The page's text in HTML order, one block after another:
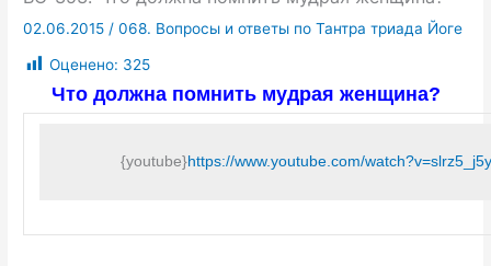
02.06.2015 /068. Вопросы и ответы по Тантра триада Йоге
Оценено: 325
Что должна помнить мудрая женщина?
{youtube}https://www.youtube.com/